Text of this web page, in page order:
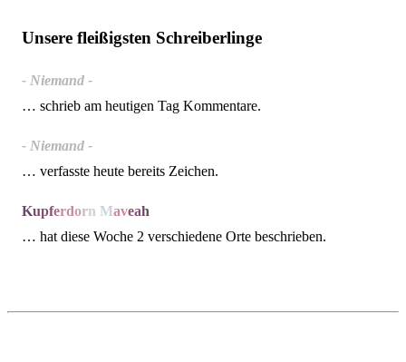
Unsere fleißigsten Schreiberlinge
- Niemand -
… schrieb am heutigen Tag Kommentare.
- Niemand -
… verfasste heute bereits Zeichen.
Kupferdorn Maveah
… hat diese Woche 2 verschiedene Orte beschrieben.